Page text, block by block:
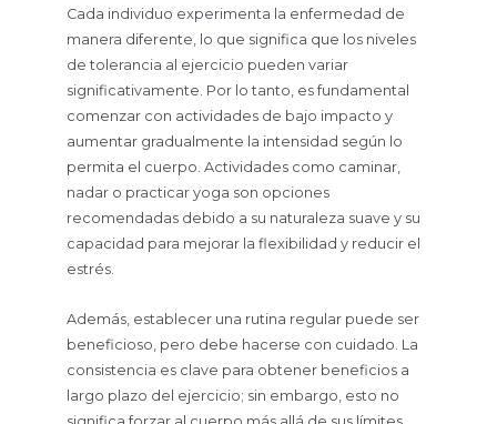
Cada individuo experimenta la enfermedad de
manera diferente, lo que significa que los niveles
de tolerancia al ejercicio pueden variar
significativamente. Por lo tanto, es fundamental
comenzar con actividades de bajo impacto y
aumentar gradualmente la intensidad según lo
permita el cuerpo. Actividades como caminar,
nadar o practicar yoga son opciones
recomendadas debido a su naturaleza suave y su
capacidad para mejorar la flexibilidad y reducir el
estrés.
Además, establecer una rutina regular puede ser
beneficioso, pero debe hacerse con cuidado. La
consistencia es clave para obtener beneficios a
largo plazo del ejercicio; sin embargo, esto no